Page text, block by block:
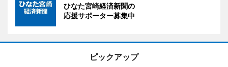
ひなた宮崎経済新聞の
応援サポーター募集中
ピックアップ